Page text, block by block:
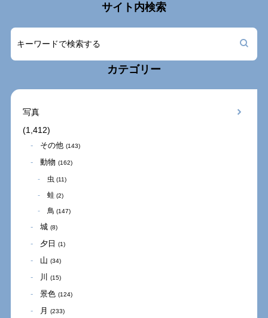
サイト内検索
カテゴリー
写真
(1,412)
その他 (143)
動物 (162)
虫 (11)
蛙 (2)
鳥 (147)
城 (8)
夕日 (1)
山 (34)
川 (15)
景色 (124)
月 (233)